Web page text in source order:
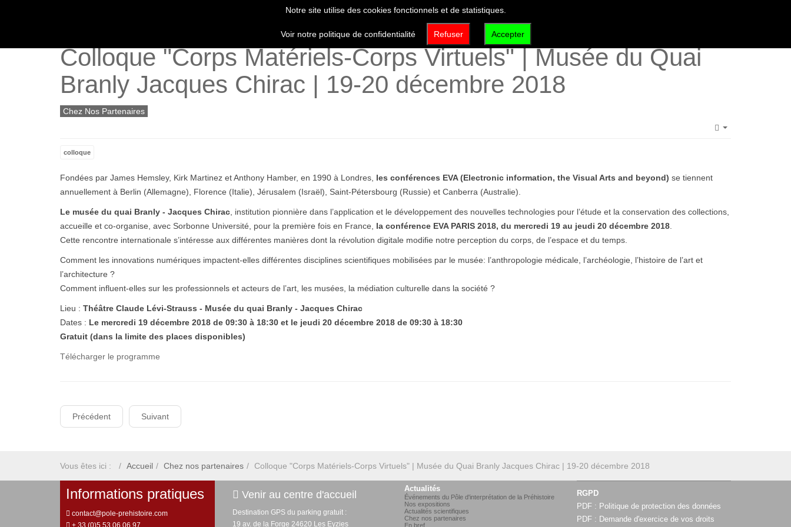
VISITER DÉCOUVRIR QUI SOMMES-NOUS ?
Colloque "Corps Matériels-Corps Virtuels" | Musée du Quai
Branly Jacques Chirac | 19-20 décembre 2018
Chez Nos Partenaires
colloque
Fondées par James Hemsley, Kirk Martinez et Anthony Hamber, en 1990 à Londres, les conférences EVA (Electronic information, the Visual Arts and beyond) se tiennent
annuellement à Berlin (Allemagne), Florence (Italie), Jérusalem (Israël), Saint-Pétersbourg (Russie) et Canberra (Australie).
Le musée du quai Branly - Jacques Chirac , institution pionnière dans l’application et le développement des nouvelles technologies pour l’étude et la conservation des collections,
accueille et co-organise, avec Sorbonne Université, pour la première fois en France, la conférence EVA PARIS 2018, du mercredi 19 au jeudi 20 décembre 2018
Cette rencontre internationale s’intéresse aux différentes manières dont la révolution digitale modifie notre perception du corps, de l’espace et du temps.
Comment les innovations numériques impactent-elles différentes disciplines scientifiques mobilisées par le musée: l’anthropologie médicale, l’archéologie, l’histoire de l’art et
l’architecture ?
Comment influent-elles sur les professionnels et acteurs de l’art, les musées, la médiation culturelle dans la société ?
Lieu : Théâtre Claude Lévi-Strauss - Musée du quai Branly - Jacques Chirac
Dates : Le mercredi 19 décembre 2018 de 09:30 à 18:30 et le jeudi 20 décembre 2018 de 09:30 à 18:30
Gratuit (dans la limite des places disponibles)
Télécharger le programme
Précédent Suivant
Vous êtes ici : Accueil Chez nos partenaires Colloque "Corps Matériels-Corps Virtuels" | Musée du Quai Branly Jacques Chirac | 19-20 décembre 2018
Informations pratiques
contact@pole-prehistoire.com
+ 33 (0)5 53 06 06 97
Venir au centre d'accueil
Destination GPS du parking gratuit :
19 av. de la Forge 24620 Les Eyzies
Actualités
Événements du Pôle d'interprétation de la Préhistoire
Nos expositions
Actualités scientifiques
Chez nos partenaires
En bref...
RGPD
PDF : Politique de protection des données
PDF : Demande d'exercice de vos droits
Notre site utilise des cookies fonctionnels et de statistiques.
Voir notre politique de confidentialité Refuser Accepter